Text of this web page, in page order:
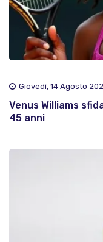
Giovedì, 14 Agosto
Venus Williams
45 anni